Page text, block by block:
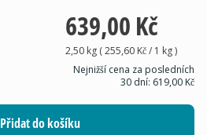
639,00 Kč
2,50 kg(255,60 Kč/ 1 kg)
Nejnižší cena za posledních
30 dní: 619,00 Kč
Přidat do košíku